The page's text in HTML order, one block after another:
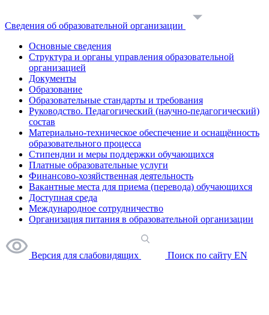
Сведения об образовательной организации
Основные сведения
Структура и органы управления образовательной
организацией
Документы
Образование
Образовательные стандарты и требования
Руководство. Педагогический (научно-педагогический)
состав
Материально-техническое обеспечение и оснащённость
образовательного процесса
Стипендии и меры поддержки обучающихся
Платные образовательные услуги
Финансово-хозяйственная деятельность
Вакантные места для приема (перевода) обучающихся
Доступная среда
Международное сотрудничество
Организация питания в образовательной организации
Версия для слабовидящих Поиск по сайту EN